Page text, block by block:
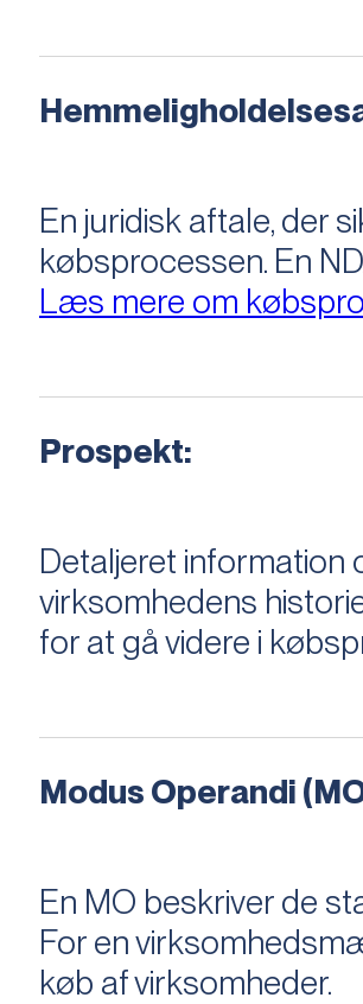
En juridisk aftale, der
købsprocessen​​. En
Læs mere om
Prospekt:
Detaljeret information
virksomhedens
for at gå videre i
Modus Operandi
En MO beskriver de
For en
køb af virksomheder.